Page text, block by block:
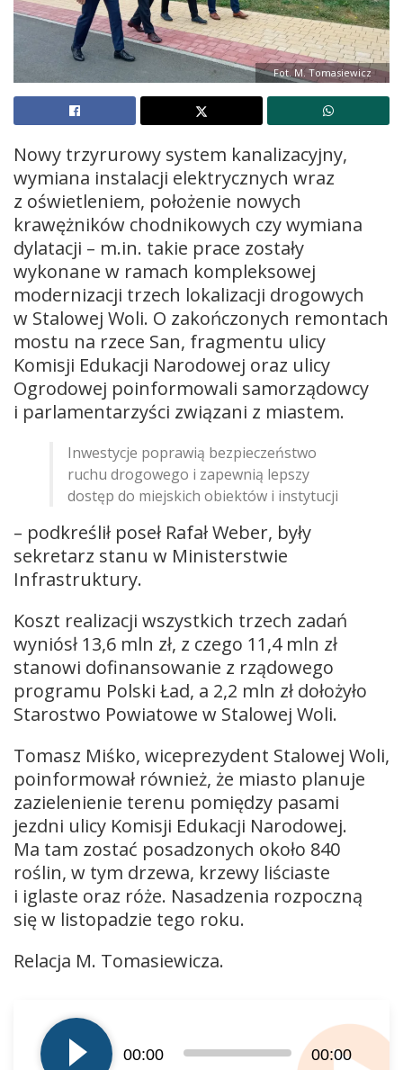
Fot. M. Tomasiewicz
Nowy trzyrurowy system kanalizacyjny,
wymiana instalacji elektrycznych wraz
z oświetleniem, położenie nowych
krawężników chodnikowych czy wymiana
dylatacji – m.in. takie prace zostały
wykonane w ramach kompleksowej
modernizacji trzech lokalizacji drogowych
w Stalowej Woli. O zakończonych remontach
mostu na rzece San, fragmentu ulicy
Komisji Edukacji Narodowej oraz ulicy
Ogrodowej poinformowali samorządowcy
i parlamentarzyści związani z miastem.
Inwestycje poprawią bezpieczeństwo
ruchu drogowego i zapewnią lepszy
dostęp do miejskich obiektów i instytucji
– podkreślił poseł Rafał Weber, były
sekretarz stanu w Ministerstwie
Infrastruktury.
Koszt realizacji wszystkich trzech zadań
wyniósł 13,6 mln zł, z czego 11,4 mln zł
stanowi dofinansowanie z rządowego
programu Polski Ład, a 2,2 mln zł dołożyło
Starostwo Powiatowe w Stalowej Woli.
Tomasz Miśko, wiceprezydent Stalowej Woli,
poinformował również, że miasto planuje
zazielenienie terenu pomiędzy pasami
jezdni ulicy Komisji Edukacji Narodowej.
Ma tam zostać posadzonych około 840
roślin, w tym drzewa, krzewy liściaste
i iglaste oraz róże. Nasadzenia rozpoczną
się w listopadzie tego roku.
Relacja M. Tomasiewicza.
plików
dźwiękowych
00:00 00:00